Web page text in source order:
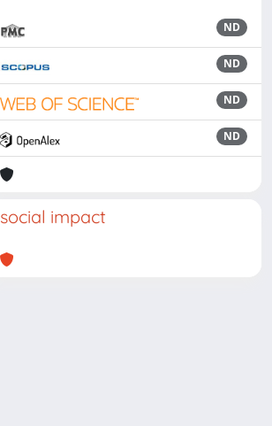
ND
ND
ND
ND
social impact